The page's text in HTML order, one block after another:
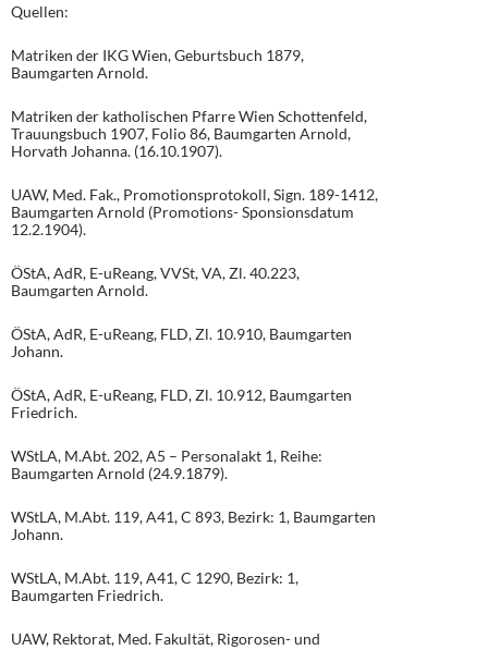
Quellen:
Matriken der IKG Wien, Geburtsbuch 1879,
Baumgarten Arnold.
Matriken der katholischen Pfarre Wien Schottenfeld,
Trauungsbuch 1907, Folio 86, Baumgarten Arnold,
Horvath Johanna. (16.10.1907).
UAW, Med. Fak., Promotionsprotokoll, Sign. 189-1412,
Baumgarten Arnold (Promotions- Sponsionsdatum
12.2.1904).
ÖStA, AdR, E-uReang, VVSt, VA, Zl. 40.223,
Baumgarten Arnold.
ÖStA, AdR, E-uReang, FLD, Zl. 10.910, Baumgarten
Johann.
ÖStA, AdR, E-uReang, FLD, Zl. 10.912, Baumgarten
Friedrich.
WStLA, M.Abt. 202, A5 – Personalakt 1, Reihe:
Baumgarten Arnold (24.9.1879).
WStLA, M.Abt. 119, A41, C 893, Bezirk: 1, Baumgarten
Johann.
WStLA, M.Abt. 119, A41, C 1290, Bezirk: 1,
Baumgarten Friedrich.
UAW, Rektorat, Med. Fakultät, Rigorosen- und